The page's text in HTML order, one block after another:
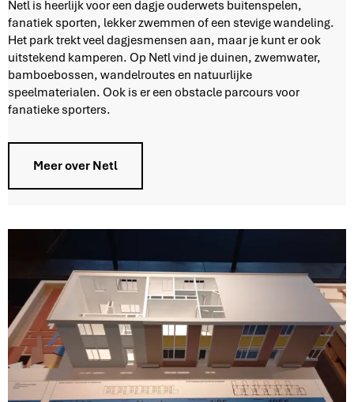
N
e
t
l
Netl is heerlijk voor een dagje ouderwets buitenspelen,
fanatiek sporten, lekker zwemmen of een stevige wandeling.
Het park trekt veel dagjesmensen aan, maar je kunt er ook
uitstekend kamperen. Op Netl vind je duinen, zwemwater,
bamboebossen, wandelroutes en natuurlijke
speelmaterialen. Ook is er een obstacle parcours voor
fanatieke sporters.
Meer over Netl